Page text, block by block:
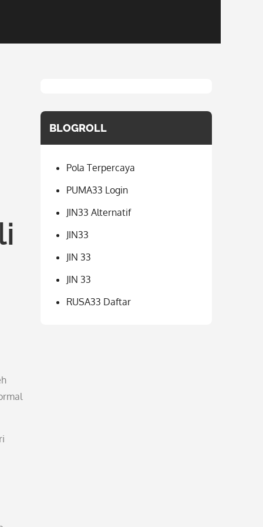
BLOGROLL
Pola Terpercaya
PUMA33 Login
JIN33 Alternatif
JIN33
JIN 33
JIN 33
RUSA33 Daftar